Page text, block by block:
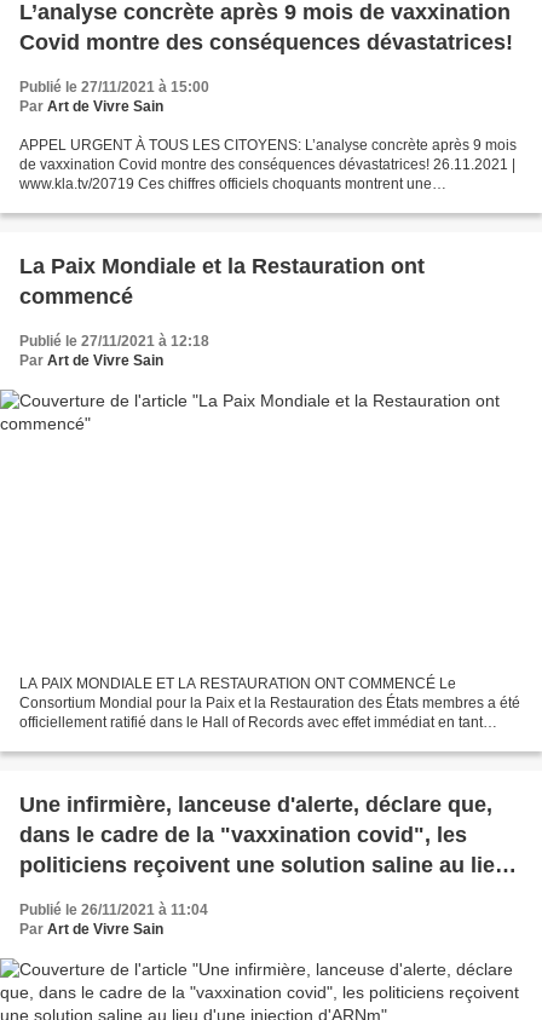
L’analyse concrète après 9 mois de vaxxination
Covid montre des conséquences dévastatrices!
Publié le 27/11/2021 à 15:00
Par Art de Vivre Sain
APPEL URGENT À TOUS LES CITOYENS: L’analyse concrète après 9 mois
de vaxxination Covid montre des conséquences dévastatrices! 26.11.2021 |
www.kla.tv/20719 Ces chiffres officiels choquants montrent une
La Paix Mondiale et la Restauration ont
commencé
Publié le 27/11/2021 à 12:18
Par Art de Vivre Sain
LA PAIX MONDIALE ET LA RESTAURATION ONT COMMENCÉ Le
Consortium Mondial pour la Paix et la Restauration des États membres a été
officiellement ratifié dans le Hall of Records avec effet immédiat en tant
Une infirmière, lanceuse d'alerte, déclare que,
dans le cadre de la "vaxxination covid", les
politiciens reçoivent une solution saline au lieu
d'une injection d'ARNm
Publié le 26/11/2021 à 11:04
Par Art de Vivre Sain